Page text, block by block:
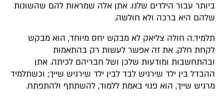
ביותר עבור הילדים שלנו. אתן אלה שמראות להם שהשונות
שלהם היא ברכה ולא חולשה.
תלמיד.ה חולה צליאק לא מבקש יחס מיוחד, הוא מבקש
לקחת חלק. את זה אפשר לעשות רק בהתאמות
ובהתחשבות ומודעות שלכן ושל חבריהם לכיתה. אתן
ההבדל בין ילד שירגיש לבד לבין ילד שירגיש שייך; וכשתלמיד
מרגיש שייך, הוא פנוי באמת ללמוד, להשתתף ולהתפתח.